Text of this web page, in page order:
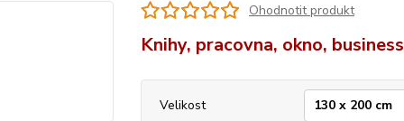
Ohodnotit produkt
Knihy, pracovna, okno, business
Velikost